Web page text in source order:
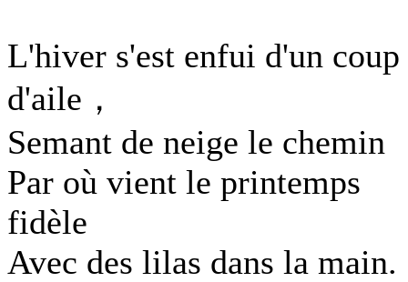
L'hiver s'est enfui d'un coup
d'aile，
Semant de neige le chemin
Par où vient le printemps
fidèle
Avec des lilas dans la main.